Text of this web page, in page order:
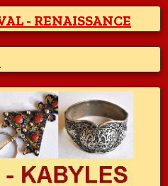
- RENAISSANCE